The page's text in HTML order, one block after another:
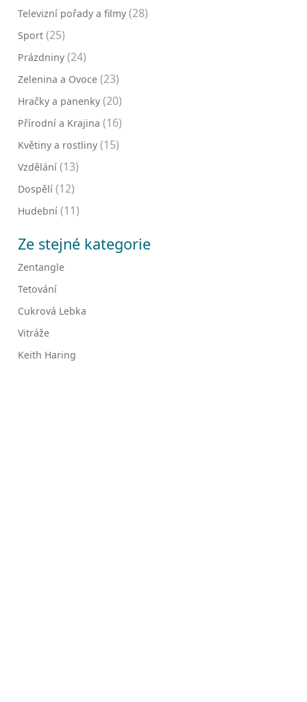
Televizní pořady a filmy (28)
Sport (25)
Prázdniny (24)
Zelenina a Ovoce (23)
Hračky a panenky (20)
Přírodní a Krajina (16)
Květiny a rostliny (15)
Vzdělání (13)
Dospělí (12)
Hudební (11)
Ze stejné kategorie
Zentangle
Tetování
Cukrová Lebka
Vitráže
Keith Haring